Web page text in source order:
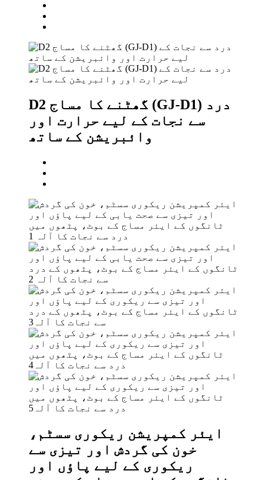
D2 گھٹنے کا مساج (GJ-D1) درد
سے نجات کے لیے حرارت اور
وائبریشن کے ساتھ
ایئر کمپریشن ریکوری سسٹم،
خون کی گردش اور تیزی سے
ریکوری کے لیے پاؤں اور